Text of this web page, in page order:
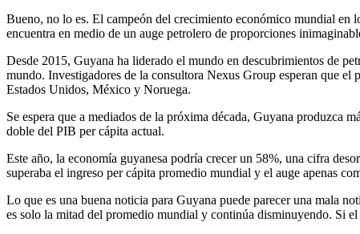
Bueno, no lo es. El campeón del crecimiento económico mundial en
encuentra en medio de un auge petrolero de proporciones
Desde 2015, Guyana ha liderado el mundo en descubrimientos de
mundo. Investigadores de la consultora Nexus Group esperan que el
Estados Unidos, México y Noruega.
Se espera que a mediados de la próxima década, Guyana produzca
doble del PIB per cápita actual.
Este año, la economía guyanesa podría crecer un 58%, una cifra
superaba el ingreso per cápita promedio mundial y el auge apenas
Lo que es una buena noticia para Guyana puede parecer una mala
es solo la mitad del promedio mundial y continúa disminuyendo. Si